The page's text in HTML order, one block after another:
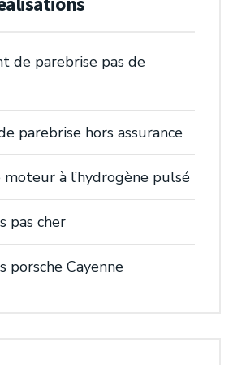
de parebrise pas de
parebrise hors assurance
moteur à l’hydrogène pulsé
pas cher
porsche Cayenne